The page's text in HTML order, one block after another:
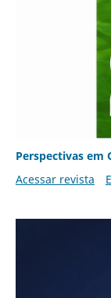
Perspectivas em
Acessar revista